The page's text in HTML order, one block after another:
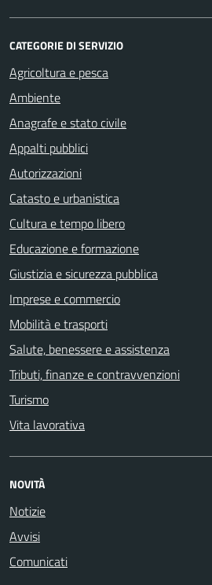
CATEGORIE DI SERVIZIO
Agricoltura e pesca
Ambiente
Anagrafe e stato civile
Appalti pubblici
Autorizzazioni
Catasto e urbanistica
Cultura e tempo libero
Educazione e formazione
Giustizia e sicurezza pubblica
Imprese e commercio
Mobilità e trasporti
Salute, benessere e assistenza
Tributi, finanze e contravvenzioni
Turismo
Vita lavorativa
NOVITÀ
Notizie
Avvisi
Comunicati